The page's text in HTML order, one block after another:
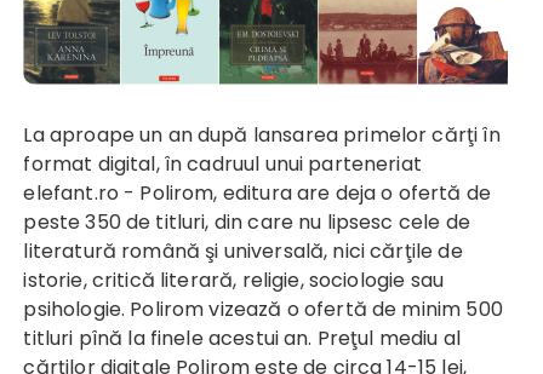
La aproape un an după lansarea primelor cărţi în
format digital, în cadruul unui parteneriat
elefant.ro - Polirom, editura are deja o ofertă de
peste 350 de titluri, din care nu lipsesc cele de
literatură română şi universală, nici cărţile de
istorie, critică literară, religie, sociologie sau
psihologie. Polirom vizează o ofertă de minim 500
titluri pînă la finele acestui an. Preţul mediu al
cărţilor digitale Polirom este de circa 14-15 lei,